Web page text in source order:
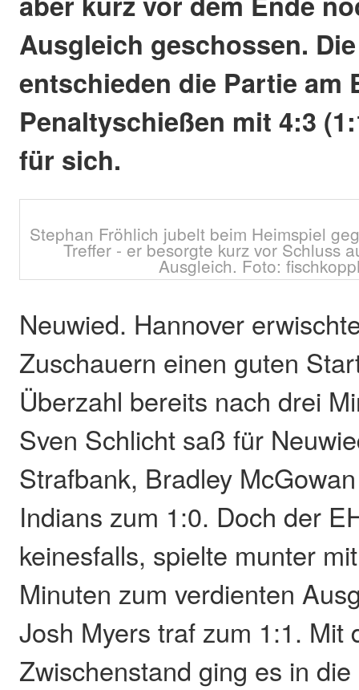
Ausgleich geschossen.
entschieden die Partie am
Penaltyschießen mit 4:3
für sich.
Stephan Fröhlich jubelt beim Heimspiel
Treffer - er besorgte kurz vor Schluss
Ausgleich. Foto:
Neuwied. Hannover
Zuschauern einen guten
Überzahl bereits nach drei
Sven Schlicht saß für
Strafbank, Bradley
Indians zum 1:0. Doch der
keinesfalls, spielte munter
Minuten zum verdienten
Josh Myers traf zum 1:1. Mit
Zwischenstand ging es in